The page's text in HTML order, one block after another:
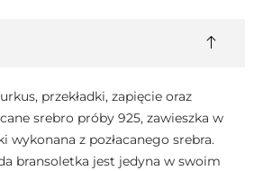
przekładki, zapięcie oraz
srebro próby 925, zawieszka w
wykonana z pozłacanego srebra.
bransoletka jest jedyna w swoim